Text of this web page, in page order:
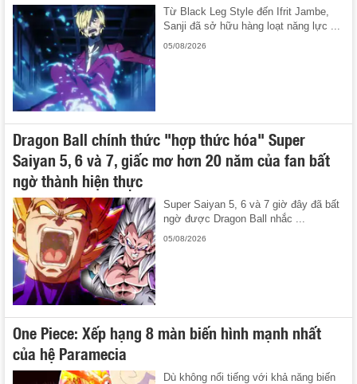
Từ Black Leg Style đến Ifrit Jambe,
Sanji đã sở hữu hàng loạt năng lực ...
05/08/2026
Dragon Ball chính thức "hợp thức hóa" Super
Saiyan 5, 6 và 7, giấc mơ hơn 20 năm của fan bất
ngờ thành hiện thực
Super Saiyan 5, 6 và 7 giờ đây đã bất
ngờ được Dragon Ball nhắc ...
05/08/2026
One Piece: Xếp hạng 8 màn biến hình mạnh nhất
của hệ Paramecia
Dù không nổi tiếng với khả năng biến